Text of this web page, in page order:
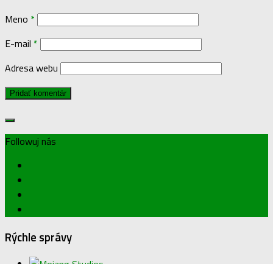
Meno *
E-mail *
Adresa webu
Followuj nás
Rýchle správy